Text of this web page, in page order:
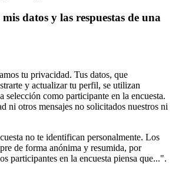
datos y las respuestas de una
tu privacidad. Tus datos, que
y actualizar tu perfil, se utilizan
selección como participante en la encuesta.
ni otros mensajes no solicitados nuestros ni
no te identifican personalmente. Los
de forma anónima y resumida, por
participantes en la encuesta piensa que...".